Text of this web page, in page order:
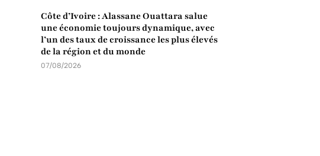
Côte d’Ivoire : Alassane Ouattara salue
une économie toujours dynamique, avec
l’un des taux de croissance les plus élevés
de la région et du monde
07/08/2026